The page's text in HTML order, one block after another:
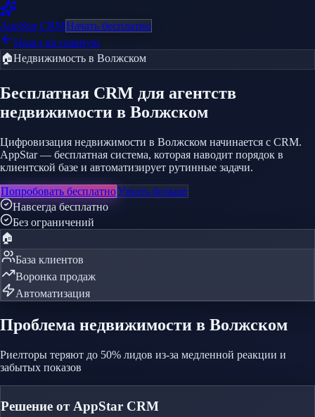
AppStarCRMНачать бесплатно
Назад на главную
🏠Недвижимость в Волжском
Бесплатная CRM для агентств
недвижимости в Волжском
Цифровизация недвижимости в Волжском начинается с CRM.
AppStar — бесплатная система, которая наводит порядок в
клиентской базе и автоматизирует рутинные задачи.
Попробовать бесплатноУзнать больше
Навсегда бесплатно
Без ограничений
🏠
База клиентов
Воронка продаж
Автоматизация
Проблема недвижимости в Волжском
Риелторы теряют до 50% лидов из-за медленной реакции и
забытых показов
Решение от AppStar CRM